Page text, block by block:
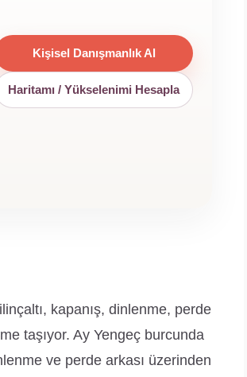
Kişisel Danışmanlık Al
Haritamı / Yükselenimi Hesapla
kapanış, dinlenme, perde
taşıyor. Ay Yengeç burcunda
ve perde arkası üzerinden